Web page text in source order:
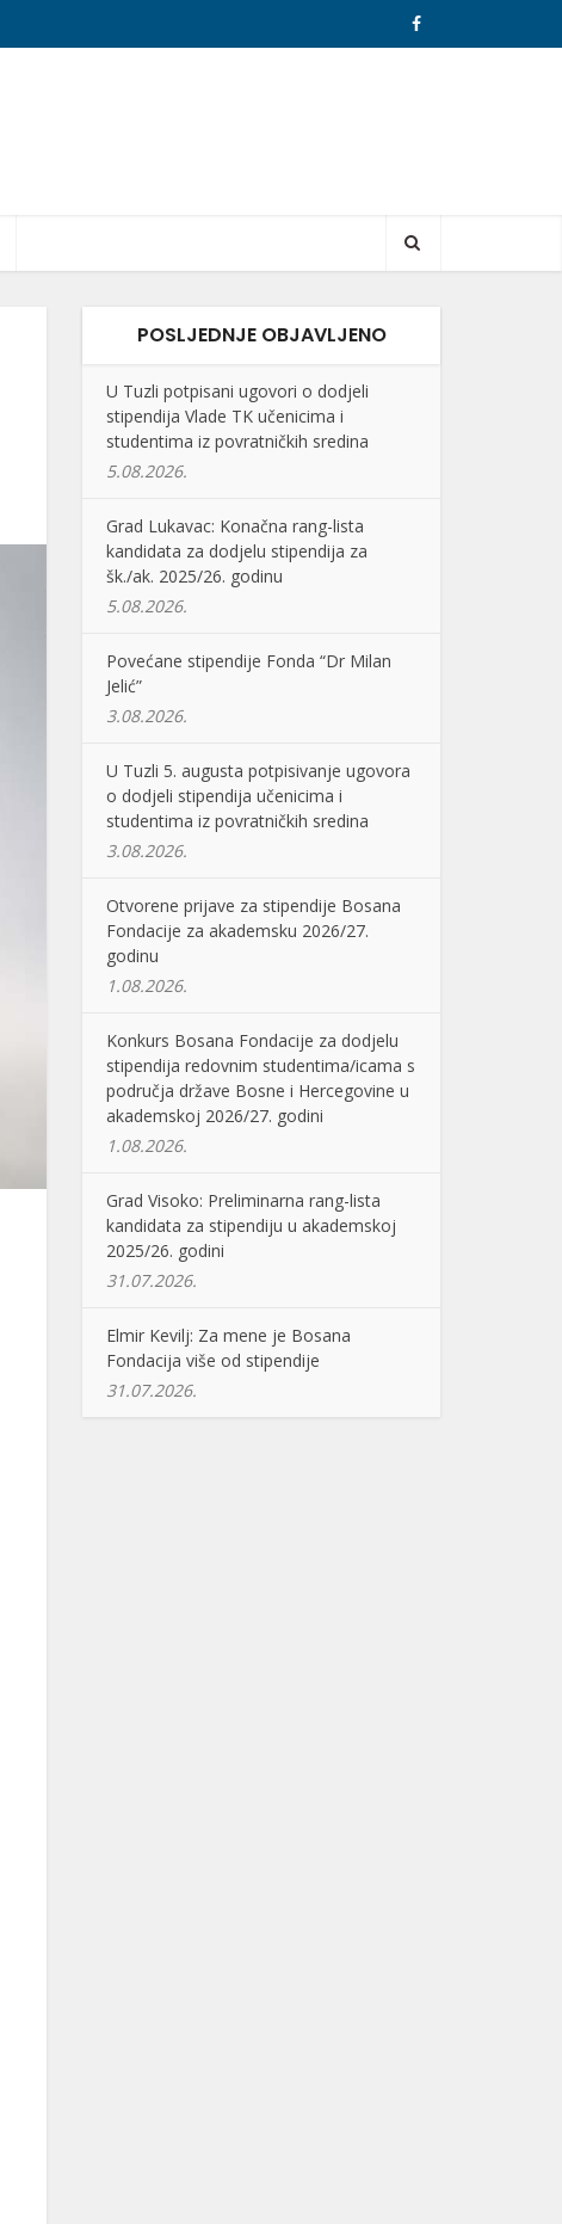
POSLJEDNJE OBJAVLJENO
U Tuzli potpisani ugovori o dodjeli
stipendija Vlade TK učenicima i
studentima iz povratničkih sredina
5.08.2026.
Grad Lukavac: Konačna rang-lista
kandidata za dodjelu stipendija za
šk./ak. 2025/26. godinu
5.08.2026.
Povećane stipendije Fonda “Dr Milan
Jelić”
3.08.2026.
U Tuzli 5. augusta potpisivanje ugovora
o dodjeli stipendija učenicima i
studentima iz povratničkih sredina
3.08.2026.
Otvorene prijave za stipendije Bosana
Fondacije za akademsku 2026/27.
godinu
1.08.2026.
Konkurs Bosana Fondacije za dodjelu
stipendija redovnim studentima/icama s
područja države Bosne i Hercegovine u
akademskoj 2026/27. godini
1.08.2026.
Grad Visoko: Preliminarna rang-lista
kandidata za stipendiju u akademskoj
2025/26. godini
31.07.2026.
Elmir Kevilj: Za mene je Bosana
Fondacija više od stipendije
31.07.2026.